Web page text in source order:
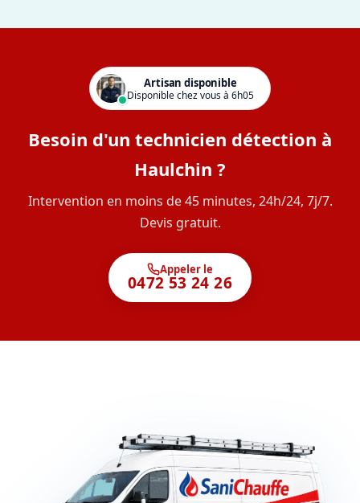
Artisan disponible
Disponible chez vous à 6h05
Besoin d'un technicien détection à
Haulchin ?
Intervention en moins de 45 minutes, 24h/24, 7j/7.
Devis gratuit.
Appeler le
0472 53 24 26